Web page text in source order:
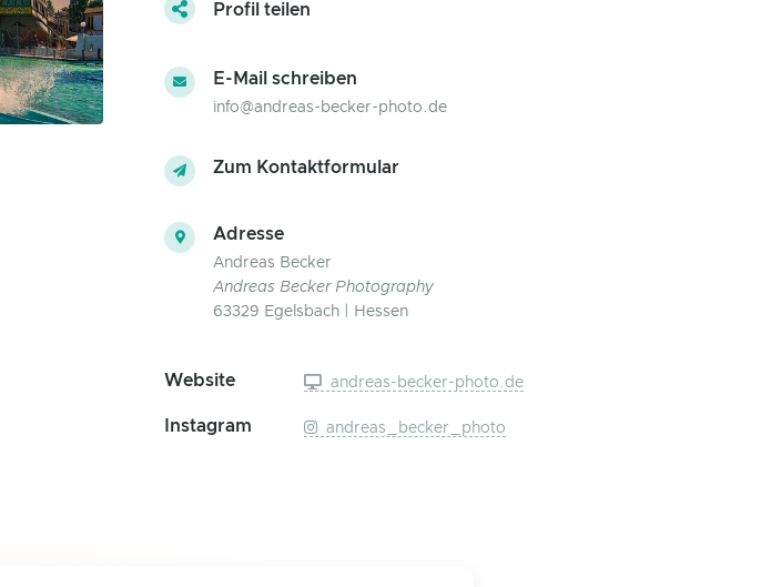
Profil teilen
E-Mail schreiben
info@andreas-becker-photo.de
Zum Kontaktformular
Adresse
Andreas Becker
Andreas Becker Photography
63329 Egelsbach | Hessen
Website andreas-becker-photo.de
Instagram andreas_becker_photo